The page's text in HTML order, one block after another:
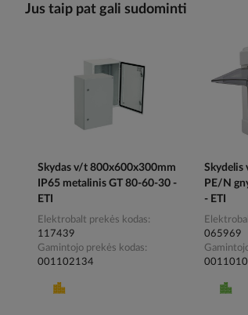
Jus taip pat gali sudominti
Skydas v/t 800x600x300mm
IP65 metalinis GT 80-60-30 -
ETI
Elektrobalt prekės kodas
117439
Gamintojo prekės kodas
001102134
Skydelis
PE/N
- ETI
065969